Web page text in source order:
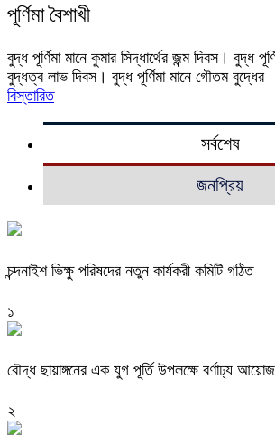
পূর্ণিমা বৈশাখী
বুদ্ধ পূর্ণিমা মানে কুমার সিদ্ধার্থের জন্ম দিবস। বুদ্ধ
বুদ্ধত্ব লাভ দিবস। বুদ্ধ পূর্ণিমা মানে গৌতম বুদ্ধের
বিস্তারিত
সর্বশেষ
জনপ্রিয়
চন্দনাইশ ভিক্ষু পরিষদের নতুন কার্যকরী কমিটি গঠিত
১
বৌদ্ধ ছায়াঙ্গনের এক যুগ পূর্তি উপলক্ষে বর্ণাঢ্য
২